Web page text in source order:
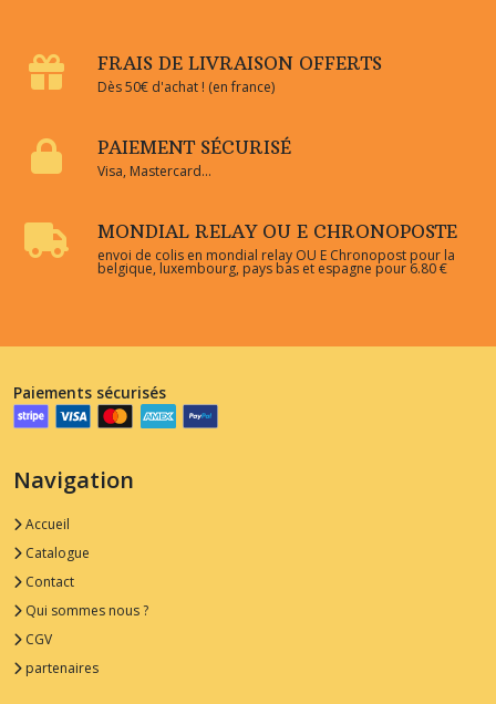
FRAIS DE LIVRAISON OFFERTS
Dès 50€ d'achat ! (en france)
PAIEMENT SÉCURISÉ
Visa, Mastercard...
MONDIAL RELAY OU E CHRONOPOSTE
envoi de colis en mondial relay OU E Chronopost pour la
belgique, luxembourg, pays bas et espagne pour 6.80 €
Paiements sécurisés
Navigation
Accueil
Catalogue
Contact
Qui sommes nous ?
CGV
partenaires